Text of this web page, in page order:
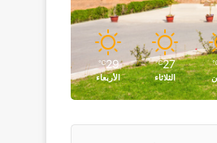
27
℃
الثلاثاء
29
℃
الأربعاء